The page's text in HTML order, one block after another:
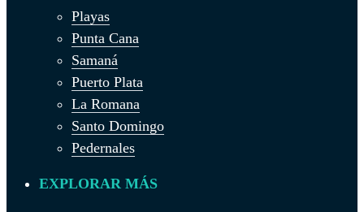
Playas
Punta Cana
Samaná
Puerto Plata
La Romana
Santo Domingo
Pedernales
EXPLORAR MÁS